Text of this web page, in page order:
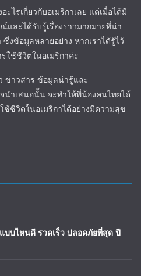
ะไรเกี่ยวกับอเมริกาเลย แต่เมื่อได้มี
ละได้รับรู้เรื่องราวมากมายที่น่า
งข้อมูลหลายอย่าง หากเราได้รู้ไว้
ใช้ชีวิตในอเมริกาค่ะ
ข่าวสาร ข้อมูลน่ารู้และ
นำเสนอนั้น จะทำให้พี่น้องคนไทยได้
ชีวิตในอเมริกาได้อย่างมีความสุข
บบไหนดี รวดเร็ว ปลอดภัยที่สุด ปี